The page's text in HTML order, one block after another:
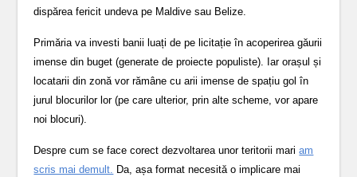
dispărea fericit undeva pe Maldive sau Belize.
Primăria va investi banii luați de pe licitație în acoperirea găurii
imense din buget (generate de proiecte populiste). Iar orașul și
locatarii din zonă vor rămâne cu arii imense de spațiu gol în
jurul blocurilor lor (pe care ulterior, prin alte scheme, vor apare
noi blocuri).
Despre cum se face corect dezvoltarea unor teritorii mariam
scris mai demult. Da, așa format necesită o implicare mai